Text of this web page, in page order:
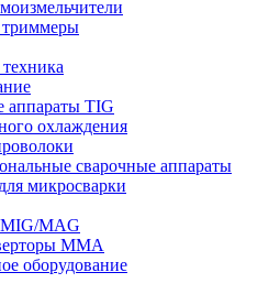
триммеры
аппараты TIG
охлаждения
сварочные аппараты
микросварки
MAG
ММА
оборудование